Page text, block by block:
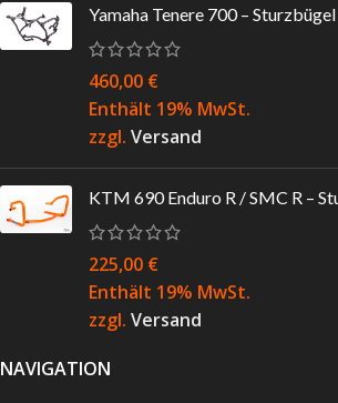
Yamaha Tenere 700 – Sturzbügel
460,00 €
Enthält 19% MwSt.
zzgl. Versand
KTM 690 Enduro R / SMC R –
225,00 €
Enthält 19% MwSt.
zzgl. Versand
NAVIGATION